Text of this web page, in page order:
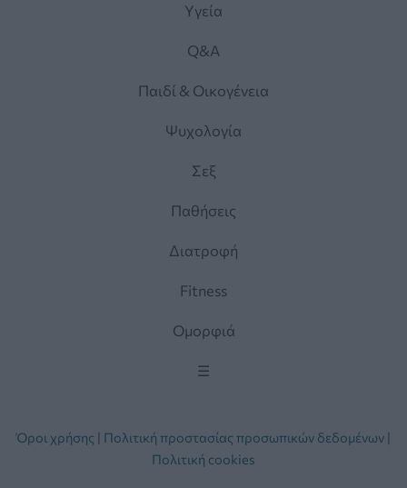
Yγεία
Q&A
Παιδί & Οικογένεια
Ψυχολογία
Σεξ
Παθήσεις
Διατροφή
Fitness
Ομορφιά
☰
Όροι χρήσης Πολιτική προστασίας προσωπικών δεδομένων
Πολιτική cookies